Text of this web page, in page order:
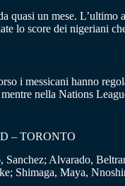
un mese. L’ultimo
lo score dei nigeriani
i messicani hanno
nella Nations
– TORONTO
Alvarado,
Shimaga, Maya,